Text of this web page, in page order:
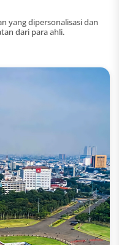
yang dipersonalisasi dan
dari para ahli.